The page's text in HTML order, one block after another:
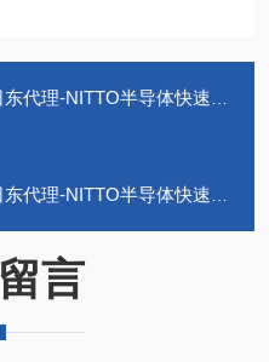
NITTO半导体快速接头高纯度药品用
NITTO半导体快速接头高纯度药品用
言